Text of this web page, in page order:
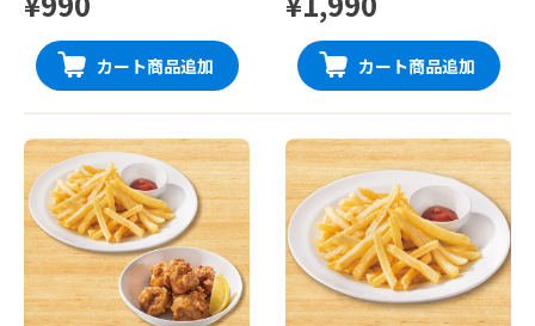
カート商品追加 カート商品追加